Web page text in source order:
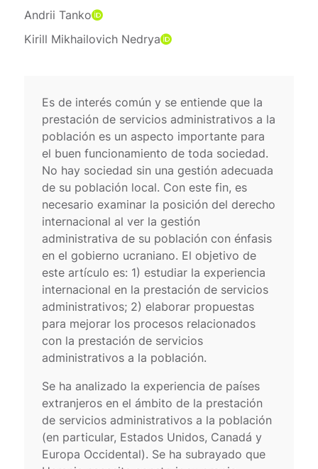
Andrii Tanko
Kirill Mikhailovich Nedrya
Es de interés común y se entiende que la
prestación de servicios administrativos a la
población es un aspecto importante para
el buen funcionamiento de toda sociedad.
No hay sociedad sin una gestión adecuada
de su población local. Con este fin, es
necesario examinar la posición del derecho
internacional al ver la gestión
administrativa de su población con énfasis
en el gobierno ucraniano. El objetivo de
este artículo es: 1) estudiar la experiencia
internacional en la prestación de servicios
administrativos; 2) elaborar propuestas
para mejorar los procesos relacionados
con la prestación de servicios
administrativos a la población.
Se ha analizado la experiencia de países
extranjeros en el ámbito de la prestación
de servicios administrativos a la población
(en particular, Estados Unidos, Canadá y
Europa Occidental). Se ha subrayado que